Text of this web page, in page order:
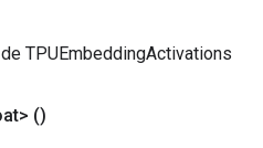
TPUEmbeddingActivations
()